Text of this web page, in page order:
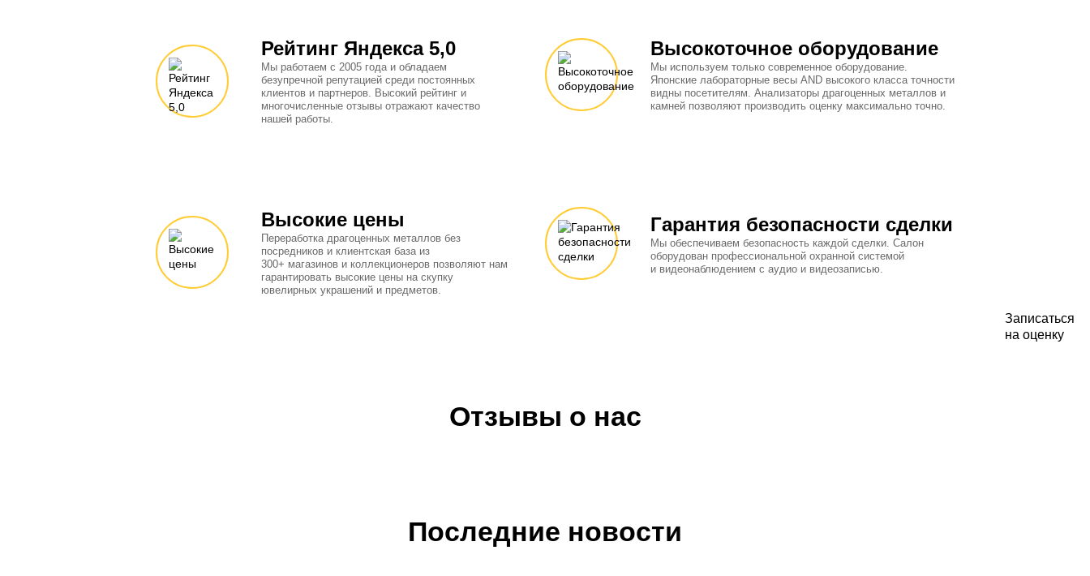
Рейтинг Яндекса 5,0
Мы работаем с 2005 года и обладаем
безупречной репутацией среди постоянных
клиентов и партнеров. Высокий рейтинг и
многочисленные отзывы отражают качество
нашей работы.
Высокоточное оборудование
Мы используем только современное оборудование.
Японские лабораторные весы AND высокого класса точности
видны посетителям. Анализаторы драгоценных металлов и
камней позволяют производить оценку максимально точно.
Высокие цены
Переработка драгоценных металлов без
посредников и клиентская база из
300+ магазинов и коллекционеров позволяют нам
гарантировать высокие цены на скупку
ювелирных украшений и предметов.
Гарантия безопасности сделки
Мы обеспечиваем безопасность каждой сделки. Салон
оборудован профессиональной охранной системой
и видеонаблюдением с аудио и видеозаписью.
Отзывы о нас
Последние новости
Записаться
на оценку